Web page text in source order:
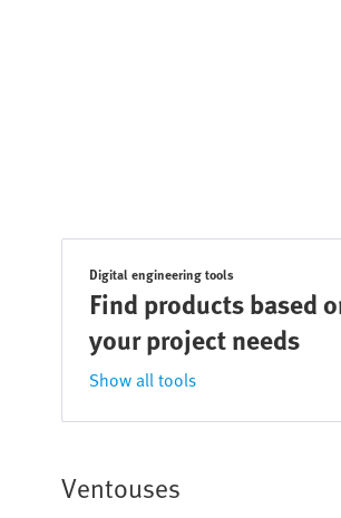
Digital engineering tools
Find products based
your project needs
Show all tools
Ventouses